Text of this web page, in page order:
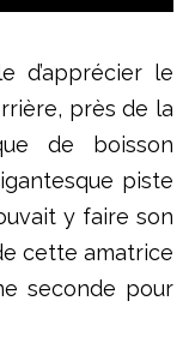
d’apprécier le
près de la
de boisson
piste
y faire son
cette amatrice
seconde pour